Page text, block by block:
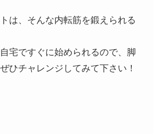
は、そんな内転筋を鍛えられる
宅ですぐに始められるので、脚
ひチャレンジしてみて下さい！